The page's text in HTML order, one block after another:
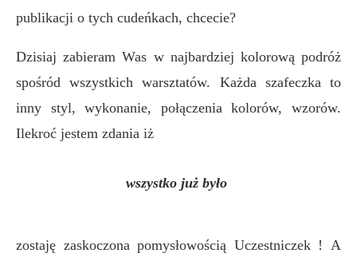
publikacji o tych cudeńkach, chcecie?
Dzisiaj zabieram Was w najbardziej kolorową podróż
spośród wszystkich warsztatów. Każda szafeczka to
inny styl, wykonanie, połączenia kolorów, wzorów.
Ilekroć jestem zdania iż
wszystko już było
zostaję zaskoczona pomysłowością Uczestniczek ! A